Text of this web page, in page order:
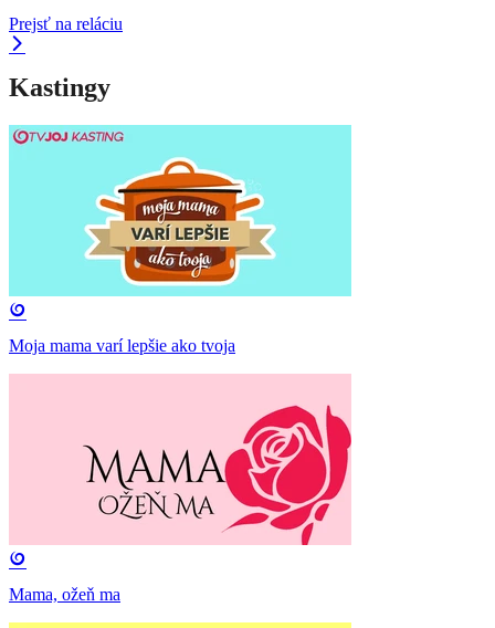
Prejsť na reláciu
Kastingy
Moja mama varí lepšie ako tvoja
Mama, ožeň ma